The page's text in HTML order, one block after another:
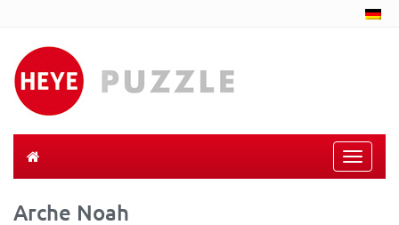
Toggle
Arche Noah